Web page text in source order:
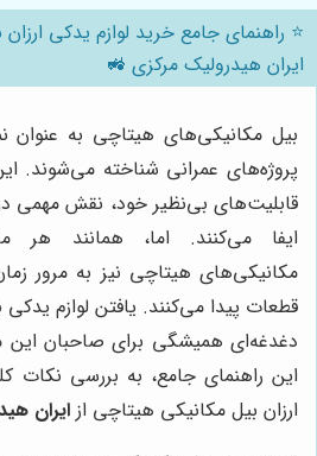
⭐️ راهنمای جامع خرید لوازم یدکی
ایران هیدرولیک مرکزی 🚜
بیل مکانیکی‌های هیتاچی به
پروژه‌های عمرانی شناخته می‌شوند.
قابلیت‌های بی‌نظیر خود، نقش مهمی
ایفا می‌کنند. اما، همانند هر
مکانیکی‌های هیتاچی نیز به مرور
قطعات پیدا می‌کنند. یافتن لوازم
دغدغه‌ای همیشگی برای صاحبان این
این راهنمای جامع، به بررسی نکات
ارزان بیل مکانیکی هیتاچی از ایران